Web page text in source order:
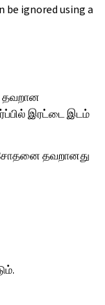
be ignored using a
தவறான
இரட்டை இடம்
தவறானது